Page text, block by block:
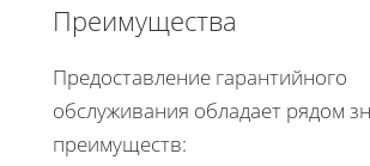
Преимущества
Предоставление гарантийного
обслуживания обладает рядом
преимуществ: